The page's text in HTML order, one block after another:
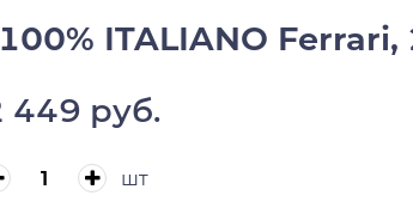
ITALIANO
449 руб.
шт